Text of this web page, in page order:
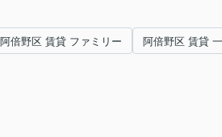
阿倍野区 賃貸 ファミリー 阿倍野区 賃貸